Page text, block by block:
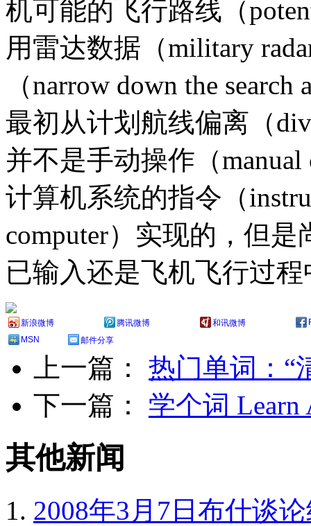
机可能的飞行路线（
用雷达数据（military
（narrow down the
最初从计划航线偏离（
并不是手动操作（
计算机系统的指令（
computer）实现的，但
已输入还是飞机飞行过
新浪微博 腾讯微博 和讯微博
MSN
邮件分享
上一篇： 热门单词：“
下一篇： 学个词 Learn
其他新闻
2008年3月7日布什谈